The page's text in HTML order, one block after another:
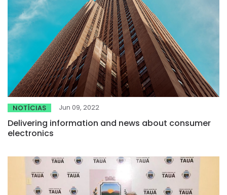
NOTÍCIAS Jun 09, 2022
Delivering information and news about consumer
electronics